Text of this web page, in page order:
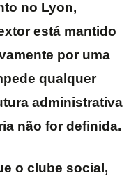
no Lyon,
está mantido
por uma
qualquer
administrativa
não for definida.
o clube social,